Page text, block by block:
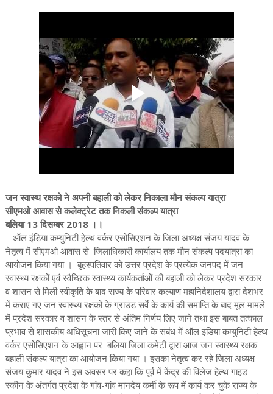
जन स्वास्थ रक्षको ने अपनी बहाली को लेकर निकाला मौन संकल्प यात्रा
सीएमओ आवास से कलेक्ट्रेट तक निकली संकल्प यात्रा
बलिया 13 दिसम्बर 2018 ।।
ऑल इंडिया कम्युनिटी हेल्थ वर्कर एसोसिएशन के जिला अध्यक्ष संजय यादव के
नेतृत्व में सीएमओ आवास से जिलाधिकारी कार्यालय तक मौन संकल्प पदयात्रा का
आयोजन किया गया । बृहस्पतिवार को उत्तर प्रदेश के प्रत्येक जनपद में जन
स्वास्थ्य रक्षकों एवं स्वैच्छिक स्वास्थ्य कार्यकर्ताओं की बहाली को लेकर प्रदेश सरकार
व शासन से मिली स्वीकृति के बाद राज्य के परिवार कल्याण महानिदेशालय द्वारा देशभर
में कराए गए जन स्वास्थ्य रक्षकों के ग्राउंड सर्वे के कार्य की समाप्ति के बाद मूल मामले
में प्रदेश सरकार व शासन के स्तर से अंतिम निर्णय लिए जाने तथा इस बाबत तत्काल
प्रभाव से शासकीय अधिसूचना जारी किए जाने के संबंध में ऑल इंडिया कम्युनिटी हेल्थ
वर्कर एसोसिएशन के आह्वान पर बलिया जिला कमेटी द्वारा आज जन स्वास्थ्य रक्षक
बहाली संकल्प यात्रा का आयोजन किया गया । इसका नेतृत्व कर रहे जिला अध्यक्ष
संजय कुमार यादव ने इस अवसर पर कहा कि पूर्व में केंद्र की विलेज हेल्थ गाइड
स्कीन के अंतर्गत प्रदेश के गांव-गांव मानदेय कर्मी के रूप में कार्य कर चुके राज्य के